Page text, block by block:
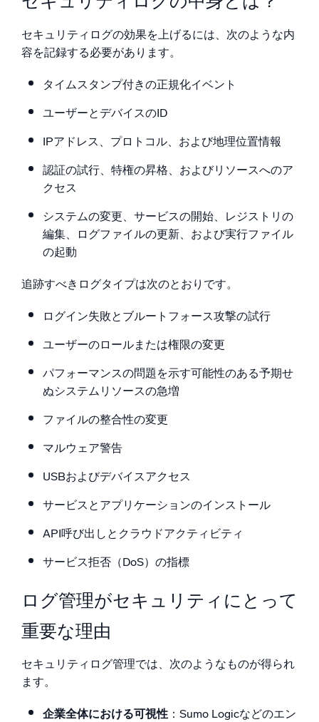
セキュリティログの効果を上げるには、次のような内
容を記録する必要があります。
タイムスタンプ付きの正規化イベント
ユーザーとデバイスのID
IPアドレス、プロトコル、および地理位置情報
認証の試行、特権の昇格、およびリソースへのア
クセス
システムの変更、サービスの開始、レジストリの
編集、ログファイルの更新、および実行ファイル
の起動
追跡すべきログタイプは次のとおりです。
ログイン失敗とブルートフォース攻撃の試行
ユーザーのロールまたは権限の変更
パフォーマンスの問題を示す可能性のある予期せ
ぬシステムリソースの急増
ファイルの整合性の変更
マルウェア警告
USBおよびデバイスアクセス
サービスとアプリケーションのインストール
API呼び出しとクラウドアクティビティ
サービス拒否（DoS）の指標
ログ管理がセキュリティにとって
重要な理由
セキュリティログ管理では、次のようなものが得られ
ます。
企業全体における可視性 ：Sumo Logicなどのエン